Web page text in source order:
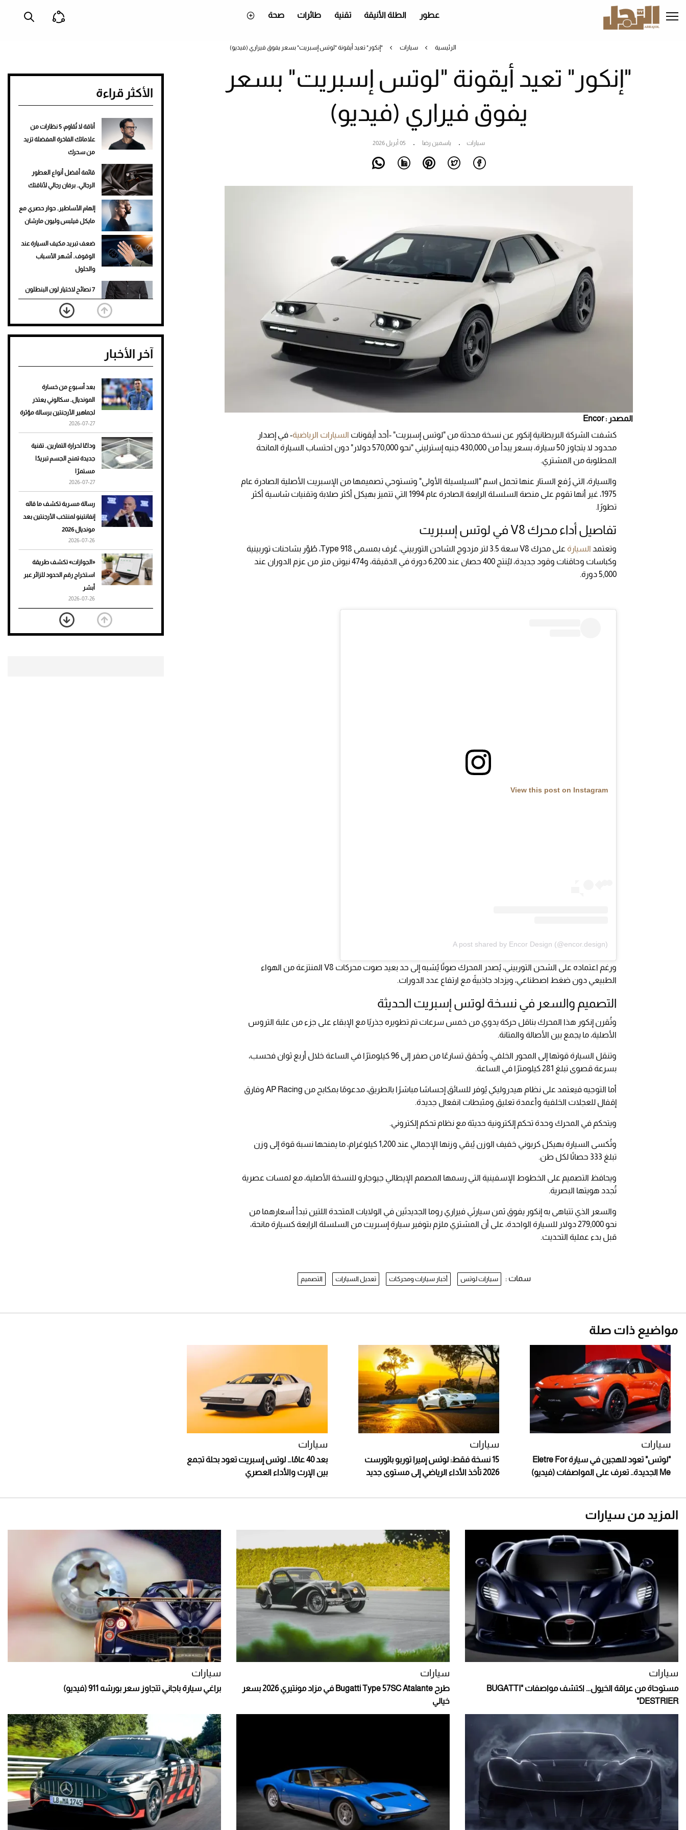
إلى
المحتوى
عطور الطلة الأنيقة تقنية طائرات صحة
الرئيسية سيارات "إنكور" تعيد أيقونة "لوتس إسبريت" بسعر يفوق فيراري (فيديو)
"إنكور" تعيد أيقونة "لوتس إسبريت" بسعر
يفوق فيراري (فيديو)
سيارات ياسمين رضا 05 أبريل 2026
المصدر : Encor
كشفت الشركة البريطانية إنكور عن نسخة محدثة من "لوتس إسبريت" -أحد أيقونات السيارات الرياضية- في إصدار
محدود لا يتجاوز 50 سيارة، بسعر يبدأ من 430,000 جنيه إسترليني "نحو 570,000 دولار" دون احتساب السيارة المانحة
المطلوبة من المشتري.
والسيارة، التي رُفع الستار عنها تحمل اسم "السيلسيلة الأولى" وتستوحي تصميمها من الإسبريت الأصلية الصادرة عام
1975، غير أنها تقوم على منصة السلسلة الرابعة الصادرة عام 1994 التي تتميز بهيكل أكثر صلابة وتقنيات شاسية أكثر
تطورًا.
تفاصيل أداء محرك V8 في لوتس إسبريت
وتعتمد السيارة
على محرك V8 سعة 3.5 لتر مزدوج الشاحن التوربيني، عُرف بمسمى Type 918، طُوِّر بشاحنات توربينية
وكباسات وحاقنات وقود جديدة، ليُنتج 400 حصان عند 6,200 دورة في الدقيقة، و474 نيوتن متر من عزم الدوران عند
5,000 دورة.
View this post on Instagram
A post shared by Encor Design (@encor.design)
ورغم اعتماده على الشحن التوربيني، يُصدر المحرك صوتًا يُشبه إلى حد بعيد صوت محركات V8 المنتزعة من الهواء
الطبيعي دون ضغط اصطناعي، ويزداد جاذبيةً مع ارتفاع عدد الدورات.
التصميم والسعر في نسخة لوتس إسبريت الحديثة
وتُقرن إنكور هذا المحرك بناقل حركة يدوي من خمس سرعات تم تطويره جذريًا مع الإبقاء على جزء من علبة التروس
الأصلية، ما يجمع بين الأصالة والمتانة.
وتنقل السيارة قوتها إلى المحور الخلفي، وتُحقق تسارعًا من صفر إلى 96 كيلومترًا في الساعة خلال أربع ثوان فحسب،
بسرعة قصوى تبلغ 281 كيلومترًا في الساعة.
أما التوجيه فيعتمد على نظام هيدروليكي يُوفر للسائق إحساسًا مباشرًا بالطريق، مدعومًا بمكابح من AP Racing وفارق
إقفال للعجلات الخلفية وأعمدة تعليق ومثبطات انفعال جديدة.
ويتحكم في المحرك وحدة تحكم إلكترونية حديثة مع نظام تحكم إلكتروني.
وتُكسى السيارة بهيكل كربوني خفيف الوزن يُبقي وزنها الإجمالي عند 1,200 كيلوغرام، ما يمنحها نسبة قوة إلى وزن
تبلغ 333 حصانًا لكل طن.
ويحافظ التصميم على الخطوط الإسفينية التي رسمها المصمم الإيطالي جيوجارو للنسخة الأصلية، مع لمسات عصرية
تُجدد هويتها البصرية.
والسعر الذي تتباهى به إنكور يفوق ثمن سيارتَي فيراري روما الجديدتَين في الولايات المتحدة اللتين تبدأ أسعارهما من
نحو 279,000 دولار للسيارة الواحدة، على أن المشتري ملزم بتوفير سيارة إسبريت من السلسلة الرابعة كسيارة مانحة،
قبل بدء عملية التحديث.
الأكثر قراءة
أناقة لا تُقاوم: 5 نظارات من
علاماتك الفاخرة المفضلة تزيد
من سحرك
قائمة أفضل أنواع العطور
الرجالي.. برفان رجالي لأناقتك
إلهام الأساطير.. حوار حصري مع
مايكل فيلبس وليون مارشان
ضعف تبريد مكيف السيارة عند
الوقوف.. أشهر الأسباب
والحلول
7 نصائح لاختيار لون البنطلون
المناسب للقميص الأسود
نرى المستقبل من خلال
تصميماتنا.. كيف حجزت 1886
تمنحك فخامة استثنائية
هوى الأبطال
أفضل تدريج للشعر الطويل
لإطلالة جريئة وعصرية
للرجال
آخر الأخبار
بعد أسبوع من خسارة
المونديال.. سكالوني يعتذر
لجماهير الأرجنتين برسالة مؤثرة
2026-07-27
وداعًا لحرارة التمارين.. تقنية
جديدة تمنح الجسم تبريدًا
مستمرًا
2026-07-27
رسالة مسربة تكشف ما قاله
إنفانتينو لمنتخب الأرجنتين بعد
مونديال 2026
2026-07-26
«الجوازات» تكشف طريقة
استخراج رقم الحدود للزائر عبر
أبشر
2026-07-26
بعد 7 أشهر من تعرضه لحادث
مروع.. جوشوا يفوز على برينغا
سمات : سيارات لوتس أخبار سيارات ومحركات تعديل السيارات التصميم
مواضيع ذات صلة
سيارات
"لوتس" تعود للهجين في سيارة Eletre For
Me الجديدة.. تعرف على المواصفات (فيديو)
سيارات
15 نسخة فقط: لوتس إميرا توربو باثورست
2026 تأخذ الأداء الرياضي إلى مستوى جديد
سيارات
بعد 40 عامًا… لوتس إسبريت تعود بحلة تجمع
بين الإرث والأداء العصري
المزيد من سيارات
سيارات
مستوحاة من عراقة الخيول... اكتشف مواصفات "BUGATTI
DESTRIER"
سيارات
طرح Bugatti Type 57SC Atalante في مزاد مونتيري 2026 بسعر
خيالي
سيارات
براغي سيارة باجاني تتجاوز سعر بورشه 911 (فيديو)